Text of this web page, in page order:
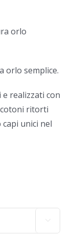
orlo
orlo semplice.
realizzati con
ritorti
unici nel